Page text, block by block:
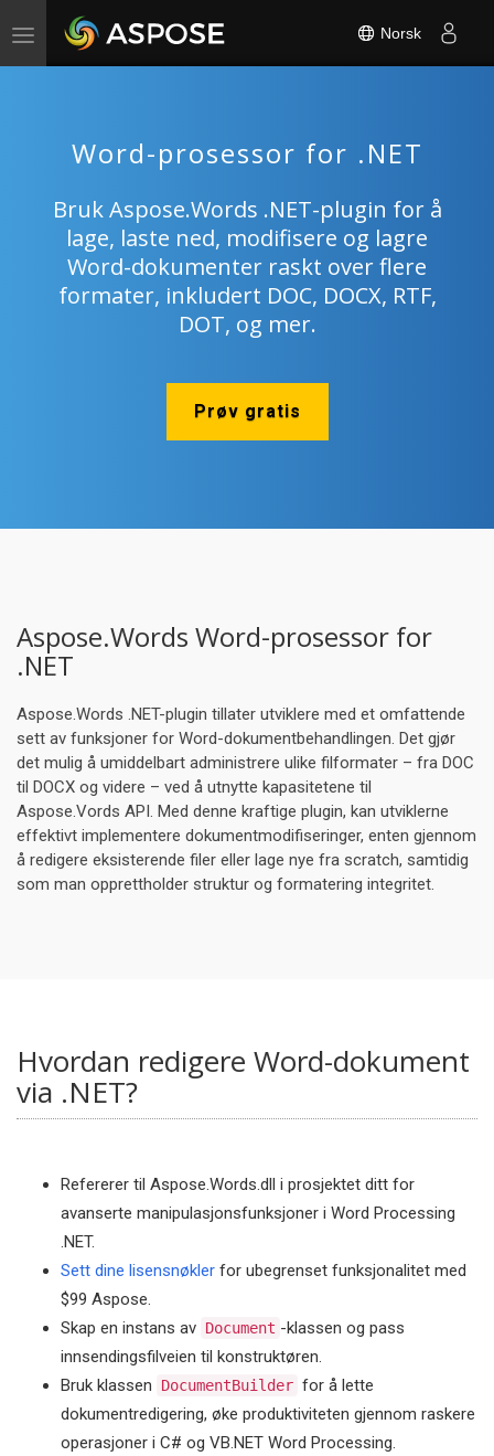
Toggle
Norsk
Word-prosessor for .NET
Bruk Aspose.Words .NET-plugin for å
lage, laste ned, modifisere og lagre
Word-dokumenter raskt over flere
formater, inkludert DOC, DOCX, RTF,
DOT, og mer.
Prøv gratis
Aspose.Words Word-prosessor for
.NET
Aspose.Words .NET-plugin tillater utviklere med et omfattende
sett av funksjoner for Word-dokumentbehandlingen. Det gjør
det mulig å umiddelbart administrere ulike filformater – fra DOC
til DOCX og videre – ved å utnytte kapasitetene til
Aspose.Vords API. Med denne kraftige plugin, kan utviklerne
effektivt implementere dokumentmodifiseringer, enten gjennom
å redigere eksisterende filer eller lage nye fra scratch, samtidig
som man opprettholder struktur og formatering integritet.
Hvordan redigere Word-dokument
via .NET?
Refererer til Aspose.Words.dll i prosjektet ditt for
avanserte manipulasjonsfunksjoner i Word Processing
.NET.
Sett dine lisensnøkler for ubegrenset funksjonalitet med
$99 Aspose.
Skap en instans av Document -klassen og pass
innsendingsfilveien til konstruktøren.
Bruk klassen
DocumentBuilder for å lette
dokumentredigering, øke produktiviteten gjennom raskere
operasjoner i C# og VB.NET Word Processing.